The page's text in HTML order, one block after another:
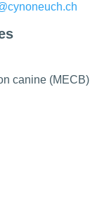
canine (MECB)